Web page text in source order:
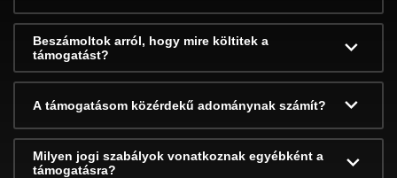
Beszámoltok arról, hogy mire költitek a
támogatást?
A támogatásom közérdekű adománynak számít?
Milyen jogi szabályok vonatkoznak egyébként a
támogatásra?